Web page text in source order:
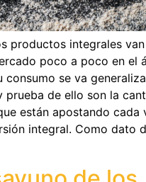
productos integrales
poco a poco en el
consumo se va
prueba de ello son la
están apostando cada
integral. Como dato